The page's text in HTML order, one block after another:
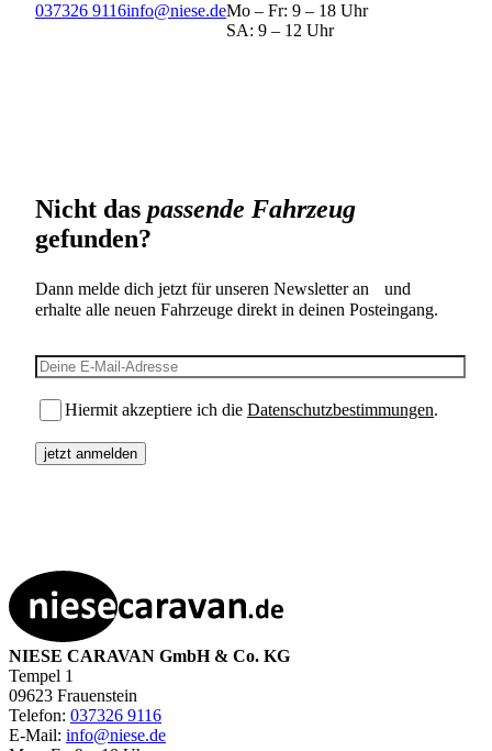
037326 9116info@niese.deMo – Fr: 9 – 18 Uhr
SA: 9 – 12 Uhr
Nicht das passende Fahrzeug
gefunden?
Dann melde dich jetzt für unseren Newsletter an und
erhalte alle neuen Fahrzeuge direkt in deinen Posteingang.
E-Mail-Adresse
Hiermit akzeptiere ich die Datenschutzbestimmungen.
NIESE CARAVAN GmbH & Co. KG
Tempel 1
09623 Frauenstein
Telefon: 037326 9116
E-Mail: info@niese.de